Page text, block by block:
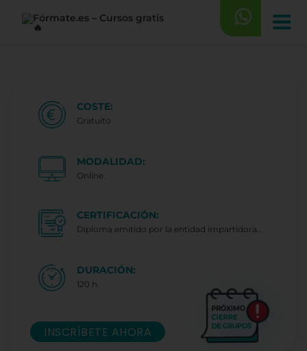
COSTE:
Gratuito
MODALIDAD:
Online.
CERTIFICACIÓN:
Diploma emitido por la entidad impartidora..
DURACIÓN:
120 h.
INSCRÍBETE AHORA